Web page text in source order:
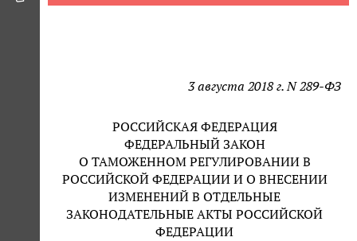
3 августа 2018 г. N 289-ФЗ
РОССИЙСКАЯ ФЕДЕРАЦИЯ
ФЕДЕРАЛЬНЫЙ ЗАКОН
О ТАМОЖЕННОМ РЕГУЛИРОВАНИИ В
РОССИЙСКОЙ ФЕДЕРАЦИИ И О ВНЕСЕНИИ
ИЗМЕНЕНИЙ В ОТДЕЛЬНЫЕ
ЗАКОНОДАТЕЛЬНЫЕ АКТЫ РОССИЙСКОЙ
ФЕДЕРАЦИИ